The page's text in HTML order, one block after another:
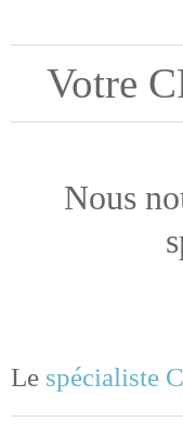
Votre
Nous
Le spécialiste